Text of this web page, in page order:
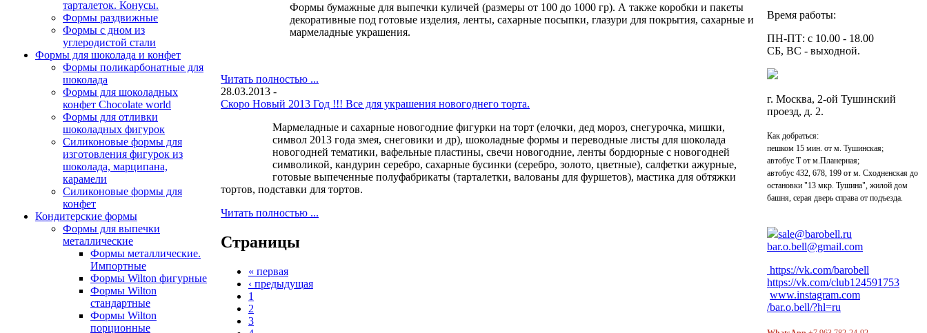
тарталеток. Конусы.
Формы раздвижные
Формы с дном из
углеродистой стали
Формы для шоколада и конфет
Формы поликарбонатные для
шоколада
Формы для шоколадных
конфет Сhocolate world
Формы для отливки
шоколадных фигурок
Силиконовые формы для
изготовления фигурок из
шоколада, марципана,
карамели
Силиконовые формы для
конфет
Кондитерские формы
Формы для выпечки
металлические
Формы металлические.
Импортные
Формы Wilton фигурные
Формы Wilton
стандартные
Формы Wilton
порционные
Формы бумажные для выпечки куличей (размеры от 100 до 1000 гр). А также коробки и пакеты
декоративные под готовые изделия, ленты, сахарные посыпки, глазури для покрытия, сахарные и
мармеладные украшения.
Читать полностью ...
28.03.2013 -
Скоро Новый 2013 Год !!! Все для украшения новогоднего торта.
Мармеладные и сахарные новогодние фигурки на торт (елочки, дед мороз, снегурочка, мишки,
символ 2013 года змея, снеговики и др), шоколадные формы и переводные листы для шоколада
новогодней тематики, вафельные пластины, свечи новогодние, ленты бордюрные с новогодней
символикой, кандурин серебро, сахарные бусинки (серебро, золото, цветные), салфетки ажурные,
готовые выпеченные полуфабрикаты (тарталетки, валованы для фуршетов), мастика для обтяжки
тортов, подставки для тортов.
Читать полностью ...
Страницы
« первая
‹ предыдущая
1
2
3
Время работы:
ПН-ПТ: с 10.00 - 18.00
СБ, ВС - выходной.
г. Москва, 2-ой Тушинский
проезд, д. 2.
Как добраться:
пешком 15 мин. от м. Тушинская;
автобус Т от м.Планерная;
автобус 432, 678, 199 от м. Сходненская до
остановки "13 мкр. Тушина", жилой дом
башня, серая дверь справа от подъезда.
sale@barobell.ru
bar.o.bell@gmail.com
https://vk.com/barobell
https://vk.com/club124591753
www.instagram.com
/bar.o.bell/?hl=ru